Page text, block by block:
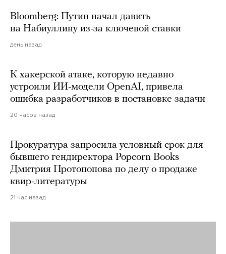
Bloomberg: Путин начал давить
на Набиуллину из-за ключевой ставки
день назад
К хакерской атаке, которую недавно
устроили ИИ-модели OpenAI, привела
ошибка разработчиков в постановке задачи
20 часов назад
Прокуратура запросила условный срок для
бывшего гендиректора Popcorn Books
Дмитрия Протопопова по делу о продаже
квир-литературы
21 час назад